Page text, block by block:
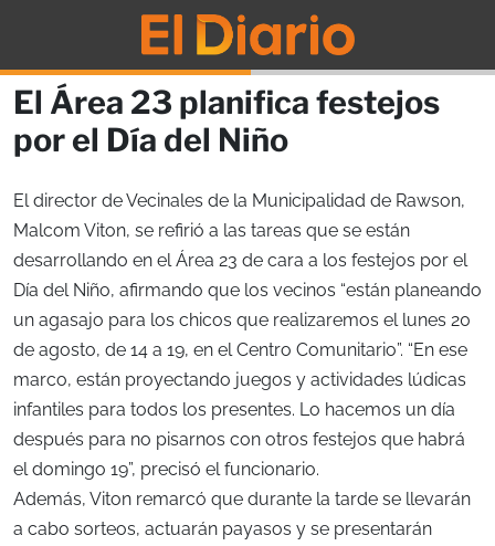
El Área 23 planifica festejos
por el Día del Niño
El director de Vecinales de la Municipalidad de Rawson,
Malcom Viton, se refirió a las tareas que se están
desarrollando en el Área 23 de cara a los festejos por el
Día del Niño, afirmando que los vecinos “están planeando
un agasajo para los chicos que realizaremos el lunes 20
de agosto, de 14 a 19, en el Centro Comunitario”. “En ese
marco, están proyectando juegos y actividades lúdicas
infantiles para todos los presentes. Lo hacemos un día
después para no pisarnos con otros festejos que habrá
el domingo 19”, precisó el funcionario.
Además, Viton remarcó que durante la tarde se llevarán
a cabo sorteos, actuarán payasos y se presentarán